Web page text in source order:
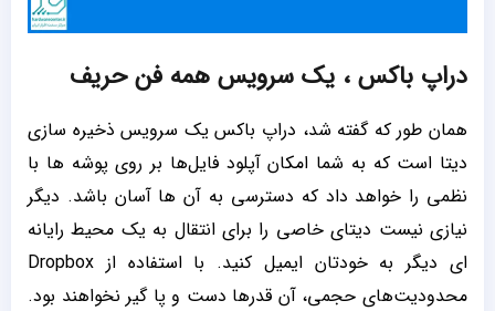
دراپ باکس ، یک سرویس همه فن حریف
همان طور که گفته شد، دراپ باکس یک سرویس ذخیره سازی
دیتا است که به شما امکان آپلود فایل‌ها بر روی پوشه‌ ها با
نظمی را خواهد داد که دسترسی به آن ها آسان باشد. دیگر
نیازی نیست دیتای خاصی را برای انتقال به یک محیط رایانه
ای دیگر به خودتان ایمیل کنید. با استفاده از Dropbox
محدودیت‌های حجمی، آن قدرها دست و پا گیر نخواهند بود.